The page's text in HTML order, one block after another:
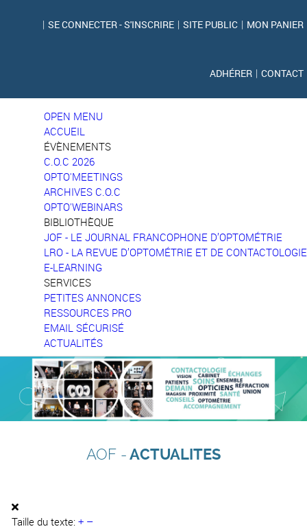
MON PANIER
|
SITE PUBLIC
|
SE CONNECTER - S'INSCRIRE
|
CONTACT
|
ADHÉRER
OPEN MENU
ACCUEIL
ÉVÈNEMENTS
C.O.C 2026
OPTO'MEETINGS
ARCHIVES C.O.C
OPTO'WEBINARS
BIBLIOTHÈQUE
JOF - LE JOURNAL FRANCOPHONE D’OPTOMÉTRIE
LRO - LA REVUE D’OPTOMÉTRIE ET DE CONTACTOLOGIE
E-LEARNING
SERVICES
PETITES ANNONCES
RESSOURCES PRO
EMAIL SÉCURISÉ
ACTUALITÉS
AOF -ACTUALITES
Taille du texte: + –